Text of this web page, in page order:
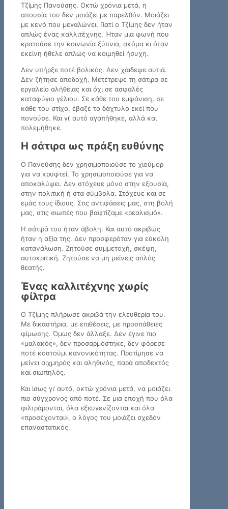
Τζίμης Πανούσης. Οκτώ χρόνια μετά, η
απουσία του δεν μοιάζει με παρελθόν. Μοιάζει
με κενό που μεγαλώνει. Γιατί ο Τζίμης δεν ήταν
απλώς ένας καλλιτέχνης. Ήταν μια φωνή που
κρατούσε την κοινωνία ξύπνια, ακόμα κι όταν
εκείνη ήθελε απλώς να κοιμηθεί ήσυχη.
Δεν υπήρξε ποτέ βολικός. Δεν χάιδεψε αυτιά.
Δεν ζήτησε αποδοχή. Μετέτρεψε τη σάτιρα σε
εργαλείο αλήθειας και όχι σε ασφαλές
καταφύγιο γέλιου. Σε κάθε του εμφάνιση, σε
κάθε του στίχο, έβαζε το δάχτυλο εκεί που
πονούσε. Και γι’ αυτό αγαπήθηκε, αλλά και
πολεμήθηκε.
Η σάτιρα ως πράξη ευθύνης
Ο Πανούσης δεν χρησιμοποιούσε το χιούμορ
για να κρυφτεί. Το χρησιμοποιούσε για να
αποκαλύψει. Δεν στόχευε μόνο στην εξουσία,
στην πολιτική ή στα σύμβολα. Στόχευε και σε
εμάς τους ίδιους. Στις αντιφάσεις μας, στη βολή
μας, στις σιωπές που βαφτίζαμε «ρεαλισμό».
Η σάτιρά του ήταν άβολη. Και αυτό ακριβώς
ήταν η αξία της. Δεν προσφερόταν για εύκολη
κατανάλωση. Ζητούσε συμμετοχή, σκέψη,
αυτοκριτική. Ζητούσε να μη μείνεις απλός
θεατής.
Ένας καλλιτέχνης χωρίς
φίλτρα
Ο Τζίμης πλήρωσε ακριβά την ελευθερία του.
Με δικαστήρια, με επιθέσεις, με προσπάθειες
φίμωσης. Όμως δεν άλλαξε. Δεν έγινε πιο
«μαλακός», δεν προσαρμόστηκε, δεν φόρεσε
ποτέ κοστούμι κανονικότητας. Προτίμησε να
μείνει αιχμηρός και αληθινός, παρά αποδεκτός
και σιωπηλός.
Και ίσως γι’ αυτό, οκτώ χρόνια μετά, να μοιάζει
πιο σύγχρονος από ποτέ. Σε μια εποχή που όλα
φιλτράρονται, όλα εξευγενίζονται και όλα
«προσέχονται», ο λόγος του μοιάζει σχεδόν
επαναστατικός.